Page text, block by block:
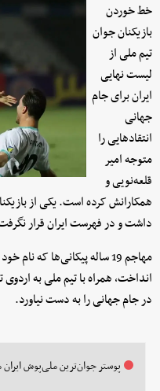
خط خوردن
بازیکنان جوان
تیم ملی از
لیست نهایی
ایران برای جام
جهانی
انتقادهایی را
متوجه امیر
قلعه‌نویی و
همکارانش کرده است. یکی از
داشت و در فهرست ایران قرار
مهاجم 19 ساله پیکانی‌ها که
انداخت، همراه با تیم ملی به
در جام جهانی را به دست نیاورد.
پوستر جوان‌ترین ملی‌پوش